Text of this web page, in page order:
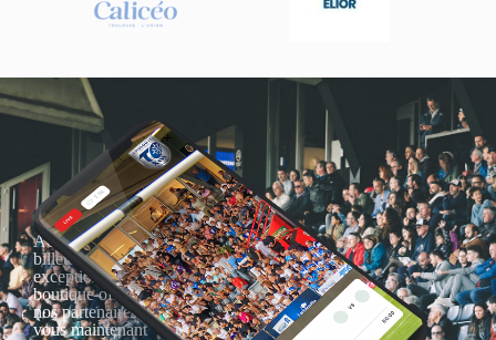
Actualités, nouveautés,
billetterie, remises
exceptionnelles dans la
boutique officielles & chez
nos partenaires… Inscrivez-
vous maintenant